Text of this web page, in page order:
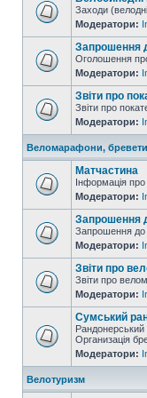
Заходи
Модератори:
Запрошення
Оголошення
Модератори:
Звіти про
Звіти про
Модератори:
Веломарафони, бревети
Матчастина
Інформація
Модератори:
Запрошення
Запрошення до
Модератори:
Звіти про
Звіти про
Модератори:
Сумський
Организація
Модератори:
Велотуризм